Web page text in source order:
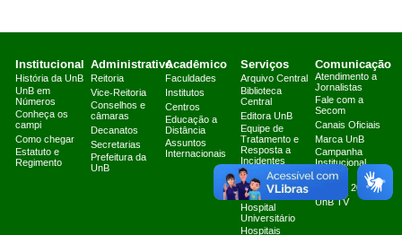
Institucional
História da UnB
UnB em
Números
Conheça os
campi
Como chegar
Estatuto e
Regimento
Administrativo
Reitoria
Vice-Reitoria
Conselhos e
câmaras
Decanatos
Secretarias
Prefeitura da
UnB
Acadêmico
Faculdades
Institutos
Centros
Educação a
Distância
Assuntos
Internacionais
Serviços
Arquivo Central
Biblioteca
Central
Editora UnB
Equipe de
Tratamento e
Resposta a
Incidentes
Cibernéticos
Fazenda Água
Limpa
Hospital
Universitário
Hospitais
Comunicação
Atendimento a
Jornalistas
Fale com a
Secom
Canais Oficiais
Marca UnB
Campanha
Institucional
2025
Planner 2024
UnB TV